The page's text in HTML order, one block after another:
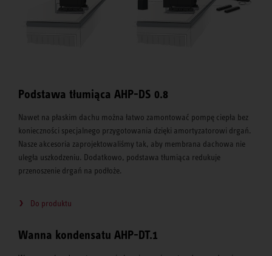
Podstawa tłumiąca AHP-DS 0.8
Nawet na płaskim dachu można łatwo zamontować pompę ciepła bez
konieczności specjalnego przygotowania dzięki amortyzatorowi drgań.
Nasze akcesoria zaprojektowaliśmy tak, aby membrana dachowa nie
uległa uszkodzeniu. Dodatkowo, podstawa tłumiąca redukuje
przenoszenie drgań na podłoże.
Do produktu
Wanna kondensatu AHP-DT.1